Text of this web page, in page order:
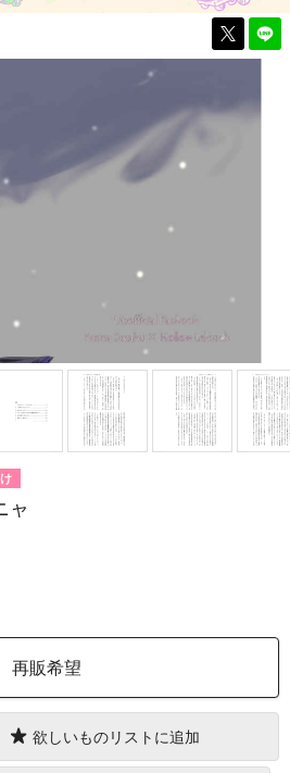
ャ
再販希望
欲しいものリストに追加